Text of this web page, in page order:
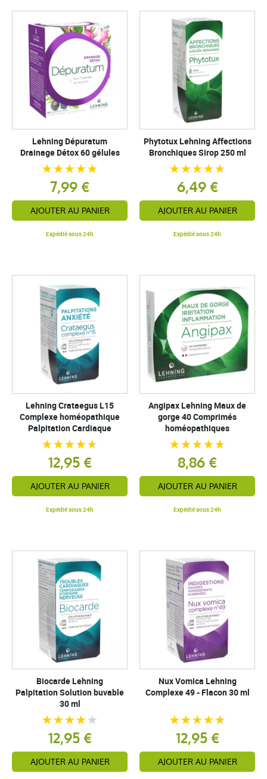
Lehning Dépuratum
Drainage Détox 60 gélules
7,99 €
AJOUTER AU PANIER
Expédié sous 24h
Phytotux Lehning Affections
Bronchiques Sirop 250 ml
6,49 €
AJOUTER AU PANIER
Expédié sous 24h
Lehning Crataegus L15
Complexe homéopathique
Palpitation Cardiaque
12,95 €
AJOUTER AU PANIER
Expédié sous 24h
Angipax Lehning Maux de
gorge 40 Comprimés
homéopathiques
8,86 €
AJOUTER AU PANIER
Expédié sous 24h
Biocarde Lehning
Palpitation Solution buvable
30 ml
12,95 €
AJOUTER AU PANIER
Nux Vomica Lehning
Complexe 49 - Flacon 30 ml
12,95 €
AJOUTER AU PANIER